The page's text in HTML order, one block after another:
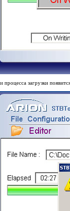
процесса загрузки